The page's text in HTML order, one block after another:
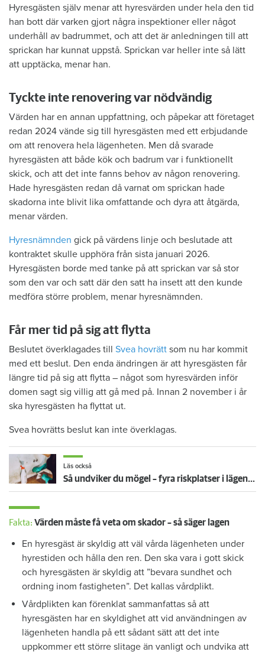
Hyresgästen själv menar att hyresvärden under hela den tid
han bott där varken gjort några inspektioner eller något
underhåll av badrummet, och att det är anledningen till att
sprickan har kunnat uppstå. Sprickan var heller inte så lätt
att upptäcka, menar han.
Tyckte inte renovering var nödvändig
Värden har en annan uppfattning, och påpekar att företaget
redan 2024 vände sig till hyresgästen med ett erbjudande
om att renovera hela lägenheten. Men då svarade
hyresgästen att både kök och badrum var i funktionellt
skick, och att det inte fanns behov av någon renovering.
Hade hyresgästen redan då varnat om sprickan hade
skadorna inte blivit lika omfattande och dyra att åtgärda,
menar värden.
Hyresnämnden gick på värdens linje och beslutade att
kontraktet skulle upphöra från sista januari 2026.
Hyresgästen borde med tanke på att sprickan var så stor
som den var och satt där den satt ha insett att den kunde
medföra större problem, menar hyresnämnden.
Får mer tid på sig att flytta
Beslutet överklagades till Svea hovrätt som nu har kommit
med ett beslut. Den enda ändringen är att hyresgästen får
längre tid på sig att flytta – något som hyresvärden inför
domen sagt sig villig att gå med på. Innan 2 november i år
ska hyresgästen ha flyttat ut.
Svea hovrätts beslut kan inte överklagas.
Läs också
Så undviker du mögel – fyra riskplatser i lägenheten: ”Måste städa bort”
Fakta: Värden måste få veta om skador – så säger lagen
En hyresgäst är skyldig att väl vårda lägenheten under
hyrestiden och hålla den ren. Den ska vara i gott skick
och hyresgästen är skyldig att ”bevara sundhet och
ordning inom fastigheten”. Det kallas vårdplikt.
Vårdplikten kan förenklat sammanfattas så att
hyresgästen har en skyldighet att vid användningen av
lägenheten handla på ett sådant sätt att det inte
uppkommer ett större slitage än vanligt och undvika att